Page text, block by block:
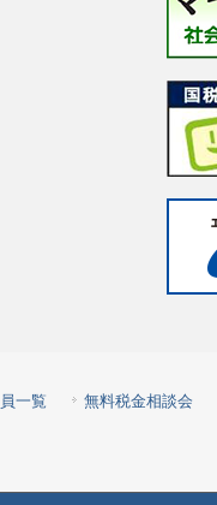
一覧 無料税金相談会